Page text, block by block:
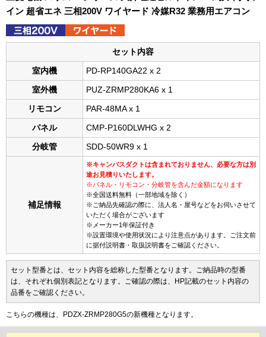
イン 超省エネ 三相200V ワイヤード 冷媒R32 業務用エアコン
セット内容
室内機 PD-RP140GA22 x 2
室外機 PUZ-ZRMP280KA6 x 1
リモコン PAR-48MA x 1
パネル CMP-P160DLWHG x 2
分岐管 SDD-50WR9 x 1
補足情報
※キャンバスダクトは含まれておりません、必要な方は別
途お見積りいたします。
※パネル・リモコン・分岐管を含んだ金額になります
※全国送料無料（一部地域を除く）
※ご納品先確認の際に、法人名・屋号などをお伺いさせて
いただく場合がございます
※メーカー1年保証付き
※設置環境や使用状況により注意点があります。ご注文前
に据付説明書・取扱説明書をご確認ください。
セット型番とは、セット内容を総称した型番となります。ご納品時の型番
は、それぞれ個別表記となります。ご確認の際は、HP記載のセット内容の
品番をご確認ください。
こちらの機種は、PDZX-ZRMP280G5の新機種となります。